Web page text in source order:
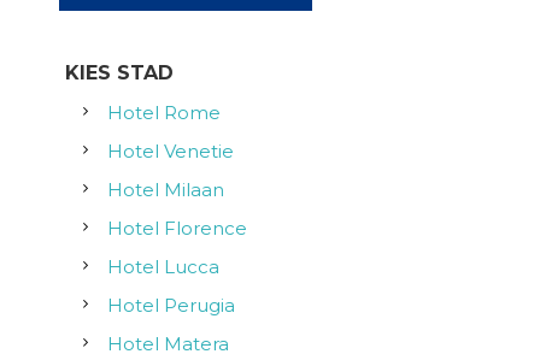
KIES STAD
Hotel Rome
Hotel Venetie
Hotel Milaan
Hotel Florence
Hotel Lucca
Hotel Perugia
Hotel Matera